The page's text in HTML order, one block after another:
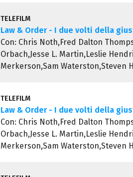
TELEFILM
Law & Order - I due volti della
Con: Chris Noth,Fred Dalton
Orbach,Jesse L. Martin,Leslie
Merkerson,Sam Waterston,Steven
TELEFILM
Law & Order - I due volti della
Con: Chris Noth,Fred Dalton
Orbach,Jesse L. Martin,Leslie
Merkerson,Sam Waterston,Steven